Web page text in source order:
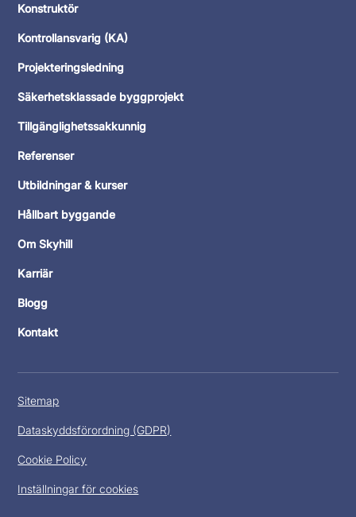
Konstruktör
Kontrollansvarig (KA)
Projekteringsledning
Säkerhetsklassade byggprojekt
Tillgänglighetssakkunnig
Referenser
Utbildningar & kurser
Hållbart byggande
Om Skyhill
Karriär
Blogg
Kontakt
Sitemap
Dataskyddsförordning (GDPR)
Cookie Policy
Inställningar för cookies